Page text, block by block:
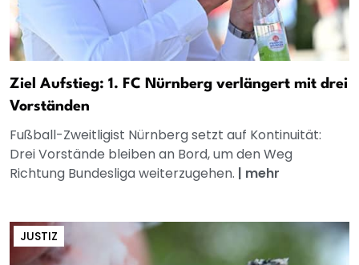
Ziel Aufstieg: 1. FC Nürnberg verlängert mit drei
Vorständen
Fußball-Zweitligist Nürnberg setzt auf Kontinuität:
Drei Vorstände bleiben an Bord, um den Weg
Richtung Bundesliga weiterzugehen. | mehr
JUSTIZ